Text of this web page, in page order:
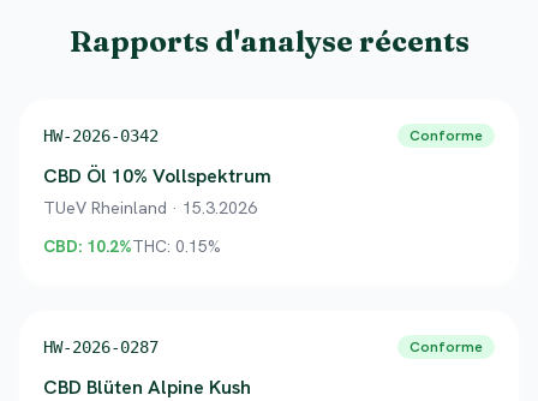
Rapports d'analyse récents
HW-2026-0342 Conforme
CBD Öl 10% Vollspektrum
TUeV Rheinland · 15.3.2026
CBD: 10.2%THC: 0.15%
HW-2026-0287 Conforme
CBD Blüten Alpine Kush